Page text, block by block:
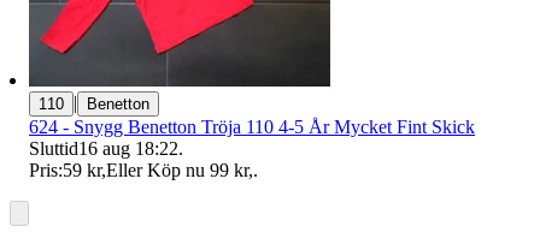
110 | Benetton
624 - Snygg Benetton Tröja 110 4-5 År Mycket Fint Skick
Sluttid16 aug 18:22.
Pris:59 kr,Eller Köp nu 99 kr,.